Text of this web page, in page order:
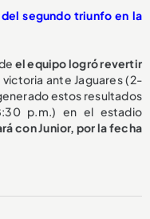
del segundo triunfo en la
el equipo logró revertir
ante Jaguares (2-
estos resultados
p.m.) en el estadio
con Junior, por la fecha